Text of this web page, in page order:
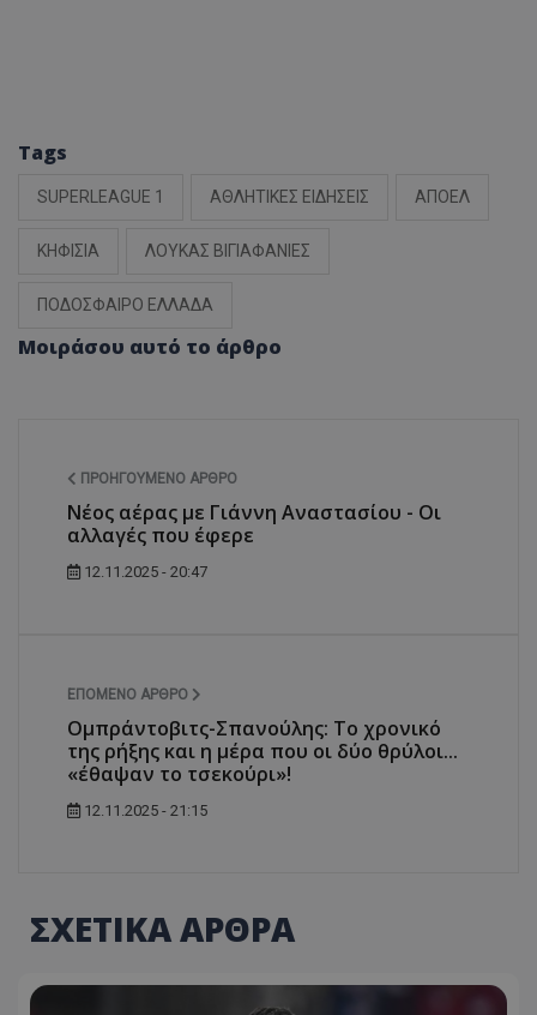
Tags
SUPERLEAGUE 1 ΑΘΛΗΤΙΚΕΣ ΕΙΔΗΣΕΙΣ ΑΠΟΕΛ
ΚΗΦΙΣΙΑ ΛΟΥΚΑΣ ΒΙΓΙΑΦΑΝΙΕΣ
ΠΟΔΟΣΦΑΙΡΟ ΕΛΛΑΔΑ
Μοιράσου αυτό το άρθρο
ΠΡΟΗΓΟΎΜΕΝΟ ΆΡΘΡΟ
Νέος αέρας με Γιάννη Αναστασίου - Οι
αλλαγές που έφερε
12.11.2025 - 20:47
ΕΠΌΜΕΝΟ ΆΡΘΡΟ
Ομπράντοβιτς-Σπανούλης: Το χρονικό
της ρήξης και η μέρα που οι δύο θρύλοι...
«έθαψαν το τσεκούρι»!
12.11.2025 - 21:15
ΣΧΕΤΙΚΑ ΑΡΘΡΑ